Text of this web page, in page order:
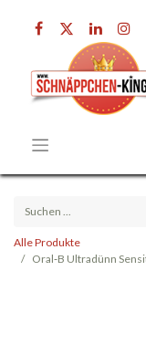
Alle Produkte
Oral‑B Ultradünn